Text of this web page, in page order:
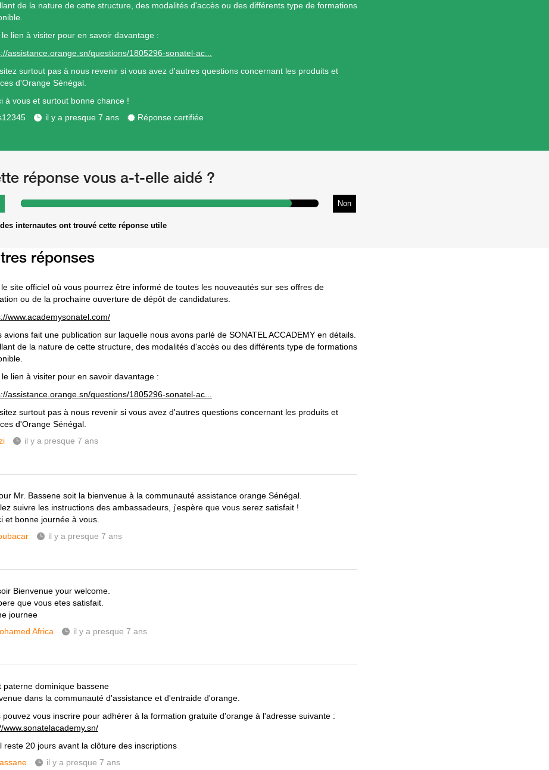
de la nature de cette structure, des modalités d'accès ou des différents type de formations
le lien à visiter pour en savoir davantage :
assistance.orange.sn/questions/1805296-sonatel-ac...
surtout pas à nous revenir si vous avez d'autres questions concernant les produits et
d'Orange Sénégal.
à vous et surtout bonne chance !
il y a presque 7 ans Réponse certifiée
réponse vous a-t-elle aidé ?
Non
des internautes ont trouvé cette réponse utile
réponses
site officiel où vous pourrez être informé de toutes les nouveautés sur ses offres de
ou de la prochaine ouverture de dépôt de candidatures.
www.academysonatel.com/
avions fait une publication sur laquelle nous avons parlé de SONATEL ACCADEMY en détails.
de la nature de cette structure, des modalités d'accès ou des différents type de formations
le lien à visiter pour en savoir davantage :
assistance.orange.sn/questions/1805296-sonatel-ac...
surtout pas à nous revenir si vous avez d'autres questions concernant les produits et
d'Orange Sénégal.
il y a presque 7 ans
Mr. Bassene soit la bienvenue à la communauté assistance orange Sénégal.
suivre les instructions des ambassadeurs, j'espère que vous serez satisfait !
et bonne journée à vous.
il y a presque 7 ans
Bienvenue your welcome.
que vous etes satisfait.
journee
Africa
il y a presque 7 ans
paterne dominique bassene
dans la communauté d'assistance et d'entraide d'orange.
pouvez vous inscrire pour adhérer à la formation gratuite d'orange à l'adresse suivante :
www.sonatelacademy.sn/
reste 20 jours avant la clôture des inscriptions
il y a presque 7 ans